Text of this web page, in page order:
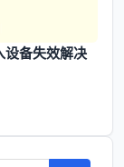
备失效解决